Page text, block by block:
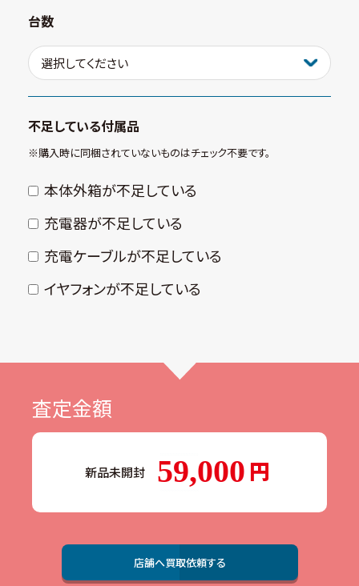
台数
不足している付属品
※購⼊時に同梱されていないものはチェック不要です。
本体外箱が不⾜している
充電器が不⾜している
充電ケーブルが不⾜している
イヤフォンが不⾜している
査定金額
新品未開封 59,000
店舗へ買取依頼する